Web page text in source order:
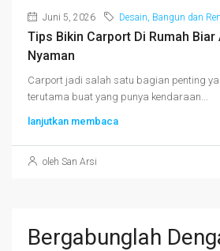
Juni 5, 2026 Desain, Bangun dan
Tips Bikin Carport Di Rumah Biar
Nyaman
Carport jadi salah satu bagian penting
terutama buat yang punya kendaraan...
lanjutkan membaca
oleh San Arsi
Bergabunglah